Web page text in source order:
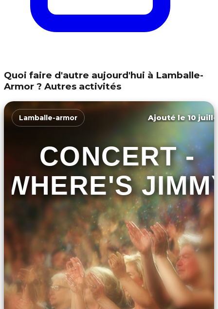
Quoi faire d'autre aujourd'hui à Lamballe-
Armor ? Autres activités
Lamballe-armor Ajouté le 10
CONCERT -
WHERE'S